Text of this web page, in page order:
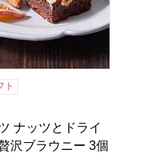
ト
ナッツとドライ
沢ブラウニー 3個